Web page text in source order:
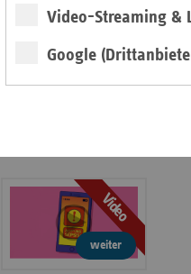
Video-Streaming &
Google
Informationen
Kontakt und Anfahrt
Antragsunterlagen und
Formulare
Video
weiter